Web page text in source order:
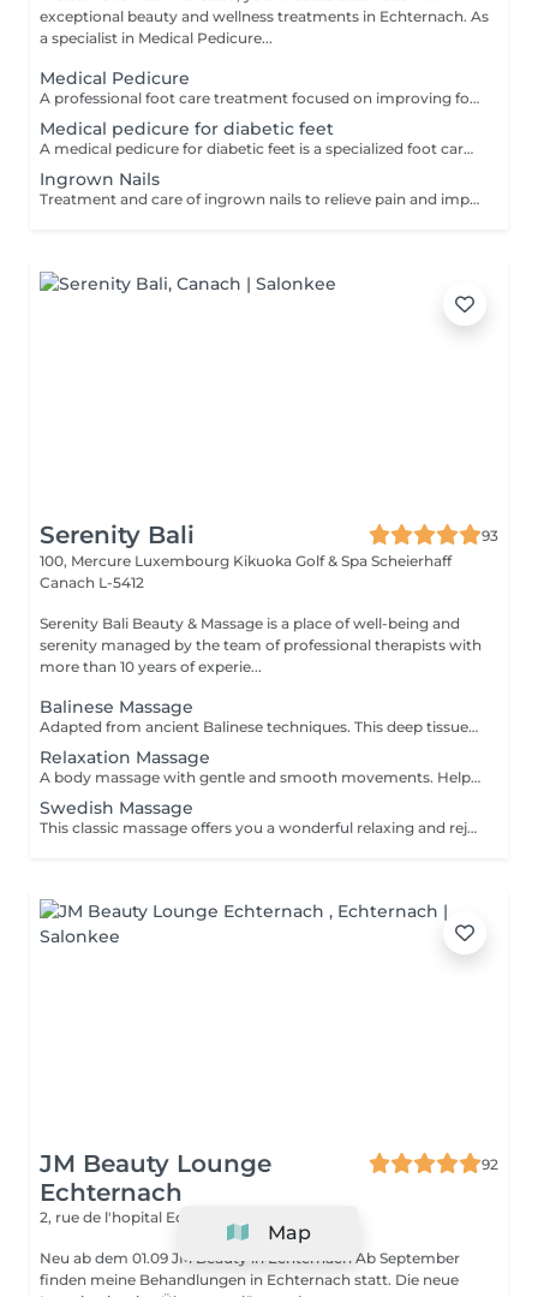
exceptional beauty and wellness treatments in Echternach. As
a specialist in Medical Pedicure...
Medical Pedicure
A professional foot care treatment focused on improving foot health and comfort. The treatment included the removal of calluses, corns, cracked skin and the care of problematic nails, helping to prevent foot issues and maintain healthy, well-groomed feet.
Medical pedicure for diabetic feet
A medical pedicure for diabetic feet is a specialized foot care treatment designed for people with diabetes, where the feet need extra attention because of higher risks.
Ingrown Nails
Treatment and care of ingrown nails to relieve pain and improve nail hygiene. Cleaning and management of ingrown nails to reduce discomfort and prevent infections.
Serenity Bali
93
100, Mercure Luxembourg Kikuoka Golf & Spa Scheierhaff
Canach L-5412
Serenity Bali Beauty & Massage is a place of well-being and
serenity managed by the team of professional therapists with
more than 10 years of experie...
Balinese Massage
Adapted from ancient Balinese techniques. This deep tissue massages relieve body tension and promote better sleeping patterns.
Relaxation Massage
A body massage with gentle and smooth movements. Helpful for rejuvenating the skin, relieving tension and stress, clearing the mind, and aiding blood circulation.
Swedish Massage
This classic massage offers you a wonderful relaxing and rejuvenating experience to improve your circulation and promote relaxation by soothing your muscles.
JM Beauty Lounge
Echternach
92
2, rue de l'hopital Echternach L-6448
Neu ab dem 01.09 JM Beauty in Echternach Ab September
finden meine Behandlungen in Echternach statt. Die neue
Map